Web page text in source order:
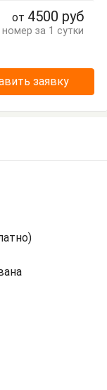
Тумбочки
от 4500 руб
номер за 1 сутки
заявку